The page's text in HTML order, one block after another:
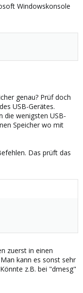
Windowskonsole
genau? Prüf doch
des USB-Gerätes.
die wenigsten USB-
Speicher wo mit
Das prüft das
zuerst in einen
kann es sonst sehr
z.B. bei "dmesg"